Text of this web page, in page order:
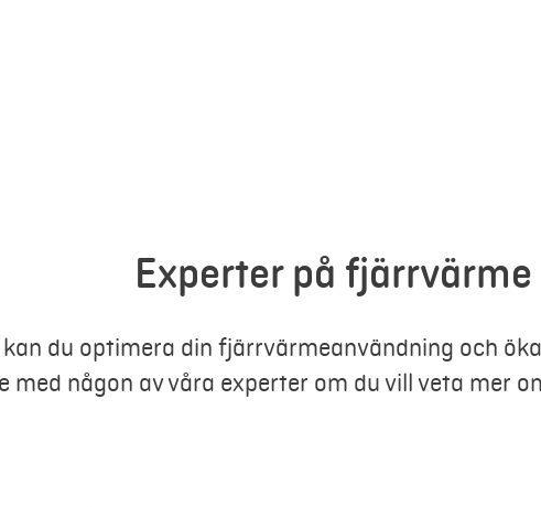
Experter på fjärrvärme
du optimera din fjärrvärmeanvändning och
med någon av våra experter om du vill veta mer